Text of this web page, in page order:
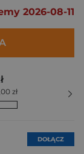
2026-08-11
zł
DOŁĄCZ